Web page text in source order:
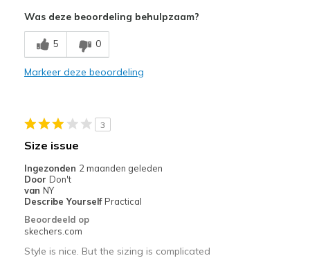
Breathe Well
Stylish
Minpunten
Poor Cushioning
Beste toepassingen
Only wear when theres nothing else
Width
Feels too narrow
Sizing
View On Shoes
Was deze beoordeling behulpzaam?
5 0
Markeer deze beoordeling
3
Size issue
Ingezonden 2 maanden geleden
Door Don't
van NY
Describe Yourself Practical
Beoordeeld op
skechers.com
Style is nice. But the sizing is complicated